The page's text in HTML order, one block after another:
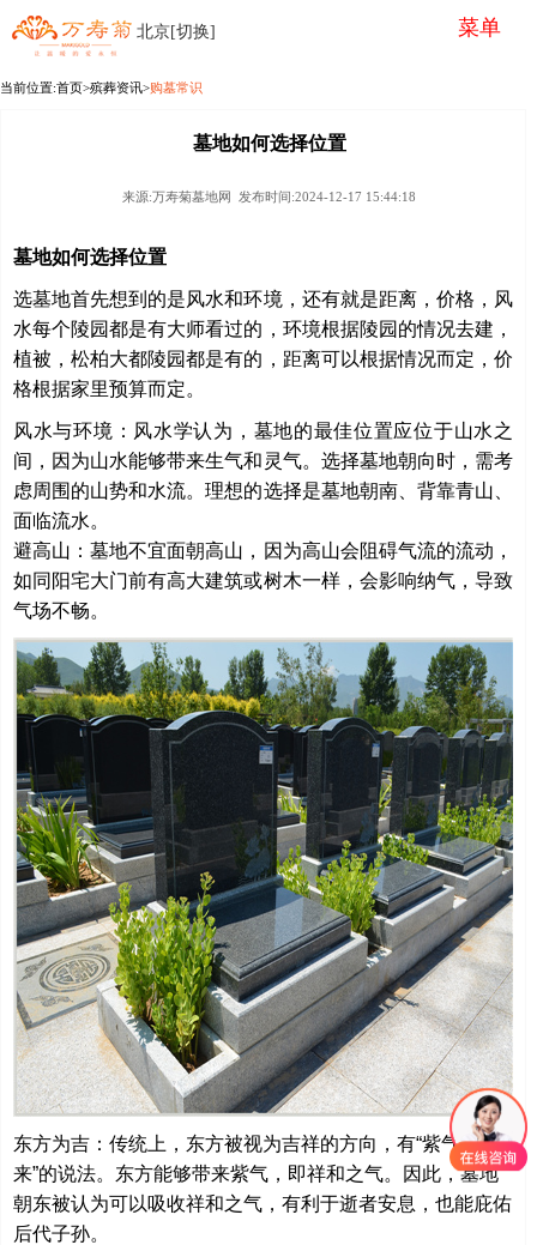
北京[切换] 菜单
当前位置:首页>殡葬资讯>购墓常识
墓地如何选择位置
来源:万寿菊墓地网 发布时间:2024-12-17 15:44:18
墓地如何选择位置
选墓地首先想到的是风水和环境，还有就是距离，价格，风
水每个陵园都是有大师看过的，环境根据陵园的情况去建，
植被，松柏大都陵园都是有的，距离可以根据情况而定，价
格根据家里预算而定。
风水与环境：风水学认为，墓地的最佳位置应位于山水之
间，因为山水能够带来生气和灵气。选择墓地朝向时，需考
虑周围的山势和水流。理想的选择是墓地朝南、背靠青山、
面临流水。
避高山：墓地不宜面朝高山，因为高山会阻碍气流的流动，
如同阳宅大门前有高大建筑或树木一样，会影响纳气，导致
气场不畅。
东方为吉：传统上，东方被视为吉祥的方向，有“紫气东
来”的说法。东方能够带来紫气，即祥和之气。因此，墓地
朝东被认为可以吸收祥和之气，有利于逝者安息，也能庇佑
后代子孙。